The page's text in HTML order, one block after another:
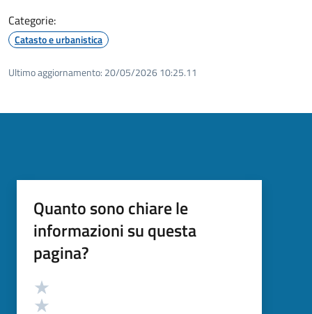
Categorie:
Catasto e urbanistica
Ultimo aggiornamento: 20/05/2026 10:25.11
Quanto sono chiare le
informazioni su questa
pagina?
Valutazione